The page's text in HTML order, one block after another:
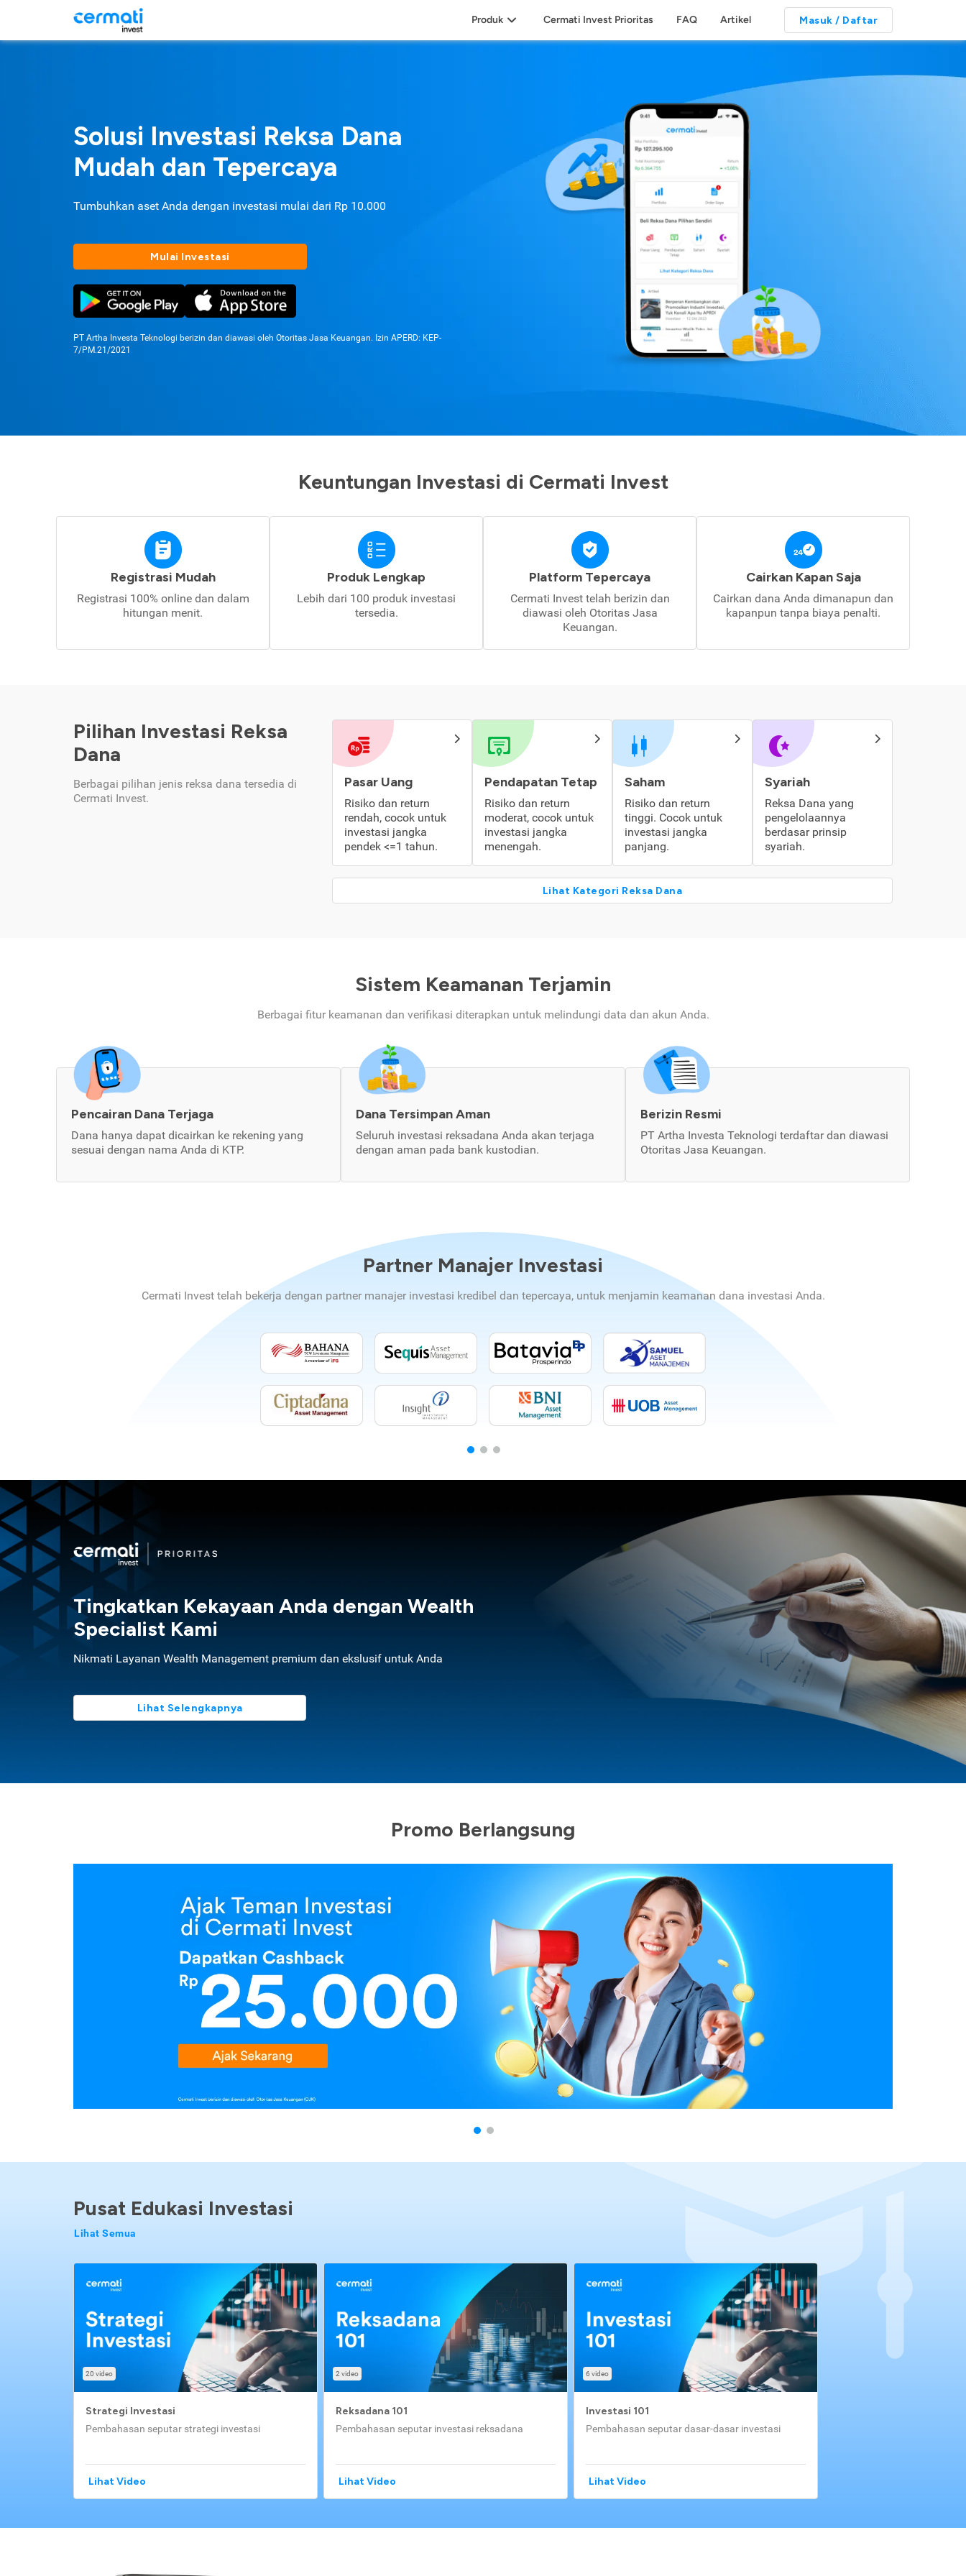
Produk Cermati Invest Prioritas FAQ Artikel Masuk / Daftar
Solusi Investasi Reksa Dana
Mudah dan Tepercaya
Tumbuhkan aset Anda dengan investasi mulai dari Rp 10.000
Mulai Investasi
PT Artha Investa Teknologi berizin dan diawasi oleh Otoritas Jasa Keuangan. Izin APERD: KEP-
7/PM.21/2021
Keuntungan Investasi di Cermati Invest
Registrasi Mudah
Registrasi 100% online dan dalam
hitungan menit.
Produk Lengkap
Lebih dari 100 produk investasi
tersedia.
Platform Tepercaya
Cermati Invest telah berizin dan
diawasi oleh Otoritas Jasa
Keuangan.
Cairkan Kapan Saja
Cairkan dana Anda dimanapun dan
kapanpun tanpa biaya penalti.
Pilihan Investasi Reksa
Dana
Berbagai pilihan jenis reksa dana tersedia di
Cermati Invest.
Pasar Uang
Risiko dan return
rendah, cocok untuk
investasi jangka
pendek <=1 tahun.
Pendapatan Tetap
Risiko dan return
moderat, cocok untuk
investasi jangka
menengah.
Saham
Risiko dan return
tinggi. Cocok untuk
investasi jangka
panjang.
Syariah
Reksa Dana yang
pengelolaannya
berdasar prinsip
syariah.
Lihat Kategori Reksa Dana
Sistem Keamanan Terjamin
Berbagai fitur keamanan dan verifikasi diterapkan untuk melindungi data dan akun Anda.
Pencairan Dana Terjaga
Dana hanya dapat dicairkan ke rekening yang
sesuai dengan nama Anda di KTP.
Dana Tersimpan Aman
Seluruh investasi reksadana Anda akan terjaga
dengan aman pada bank kustodian.
Berizin Resmi
PT Artha Investa Teknologi terdaftar dan diawasi
Otoritas Jasa Keuangan.
Partner Manajer Investasi
Cermati Invest telah bekerja dengan partner manajer investasi kredibel dan tepercaya, untuk menjamin keamanan dana investasi Anda.
Tingkatkan Kekayaan Anda dengan Wealth
Specialist Kami
Nikmati Layanan Wealth Management premium dan ekslusif untuk Anda
Lihat Selengkapnya
Promo Berlangsung
Pusat Edukasi Investasi
Lihat Semua
20 video
Strategi Investasi
Pembahasan seputar strategi investasi
Lihat Video
2 video
Reksadana 101
Pembahasan seputar investasi reksadana
Lihat Video
6 video
Investasi 101
Pembahasan seputar dasar-dasar investasi
Lihat Video